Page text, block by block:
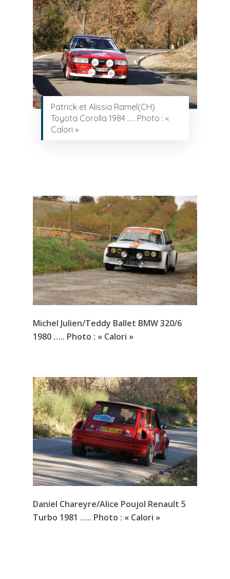
Patrick et Alissia Ramel(CH)
Toyota Corolla 1984 ….. Photo : «
Calori »
Michel Julien/Teddy Ballet BMW 320/6
1980 ….. Photo : « Calori »
Daniel Chareyre/Alice Poujol Renault 5
Turbo 1981 ….. Photo : « Calori »